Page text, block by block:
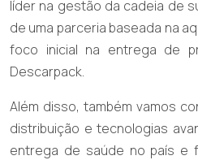
líder na gestão da cadeia de
de uma parceria baseada na
foco inicial na entrega de
Descarpack.
Além disso, também vamos
distribuição e tecnologias
entrega de saúde no país e